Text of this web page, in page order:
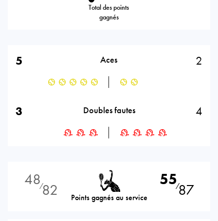
Total des points
gagnés
5 Aces 2
3 Doubles fautes 4
48⁄82 Points gagnés au service
55⁄87